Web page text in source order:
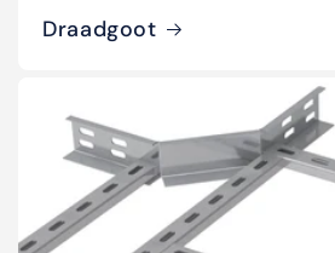
Draadgoot